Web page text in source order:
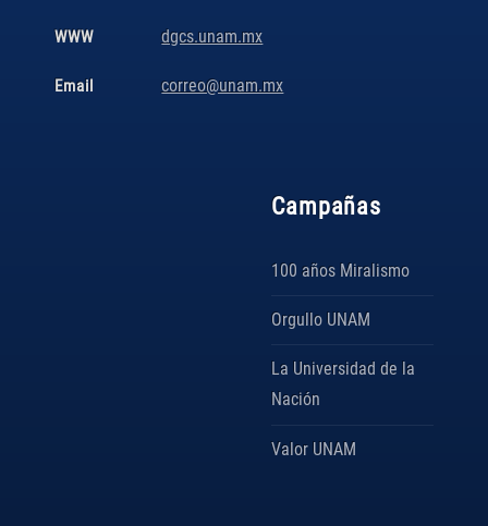
Campañas
100 años Miralismo
Orgullo UNAM
La Universidad de la
Nación
Valor UNAM
WWW dgcs.unam.mx
Email correo@unam.mx